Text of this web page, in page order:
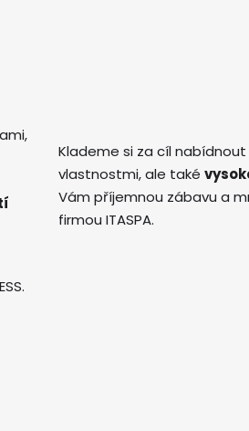
Klademe si za cíl
vlastnostmi, ale také
Vám příjemnou zábavu a
firmou ITASPA.